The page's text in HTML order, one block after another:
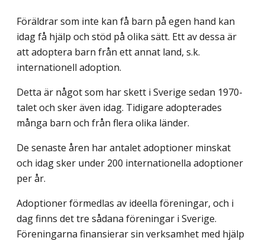
Föräldrar som inte kan få barn på egen hand kan
idag få hjälp och stöd på olika sätt. Ett av dessa är
att adoptera barn från ett annat land, s.k.
internationell adoption.
Detta är något som har skett i Sverige sedan 1970-
talet och sker även idag. Tidigare adopterades
många barn och från flera olika länder.
De senaste åren har antalet adoptioner minskat
och idag sker under 200 internationella adoptioner
per år.
Adoptioner förmedlas av ideella föreningar, och i
dag finns det tre sådana föreningar i Sverige.
Föreningarna finansierar sin verksamhet med hjälp